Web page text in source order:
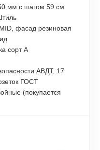
мм с шагом 59 см
фасад резиновая
сорт А
АВДТ, 17
ГОСТ
(покупается